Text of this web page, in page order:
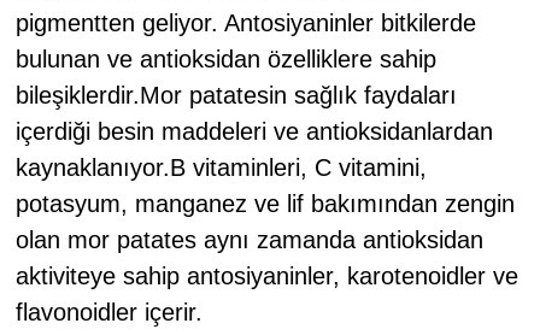
pigmentten geliyor. Antosiyaninler bitkilerde
bulunan ve antioksidan özelliklere sahip
bileşiklerdir.Mor patatesin sağlık faydaları
içerdiği besin maddeleri ve antioksidanlardan
kaynaklanıyor.B vitaminleri, C vitamini,
potasyum, manganez ve lif bakımından zengin
olan mor patates aynı zamanda antioksidan
aktiviteye sahip antosiyaninler, karotenoidler ve
flavonoidler içerir.